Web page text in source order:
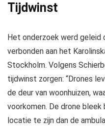
Tijdwinst
Het onderzoek werd geleid
verbonden aan het
Stockholm. Volgens
tijdwinst zorgen: “Drones
de deur van woonhuizen,
voorkomen. De drone
locatie te zijn dan de